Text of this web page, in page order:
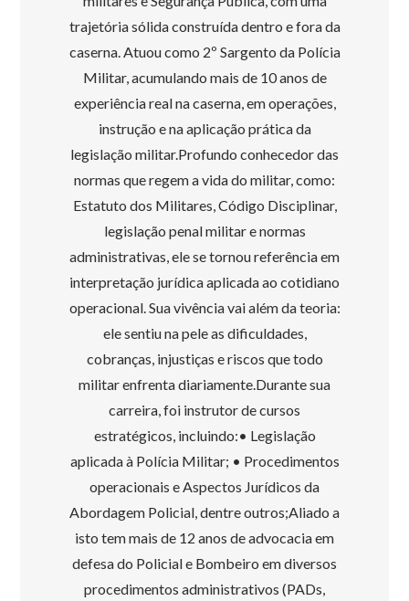
trajetória sólida construída dentro e fora da
caserna. Atuou como 2º Sargento da Polícia
Militar, acumulando mais de 10 anos de
experiência real na caserna, em operações,
instrução e na aplicação prática da
legislação militar.Profundo conhecedor das
normas que regem a vida do militar, como:
Estatuto dos Militares, Código Disciplinar,
legislação penal militar e normas
administrativas, ele se tornou referência em
interpretação jurídica aplicada ao cotidiano
operacional. Sua vivência vai além da teoria:
ele sentiu na pele as dificuldades,
cobranças, injustiças e riscos que todo
militar enfrenta diariamente.Durante sua
carreira, foi instrutor de cursos
estratégicos, incluindo:• Legislação
aplicada à Polícia Militar; • Procedimentos
operacionais e Aspectos Jurídicos da
Abordagem Policial, dentre outros;Aliado a
isto tem mais de 12 anos de advocacia em
defesa do Policial e Bombeiro em diversos
procedimentos administrativos (PADs,